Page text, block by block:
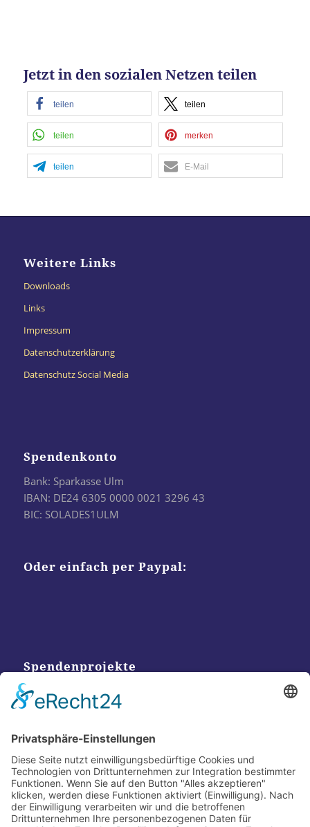
Jetzt in den sozialen Netzen teilen
teilen teilen
teilen merken
teilen E-Mail
Weitere Links
Downloads
Links
Impressum
Datenschutzerklärung
Datenschutz Social Media
Spendenkonto
Bank: Sparkasse Ulm
IBAN: DE24 6305 0000 0021 3296 43
BIC: SOLADES1ULM
Oder einfach per Paypal:
Spendenprojekte
Kontakt